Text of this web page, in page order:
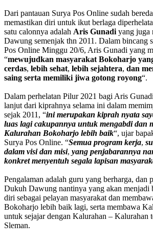
Dari pantauan Surya Pos Online sudah
memastikan diri untuk ikut berlaga
satu calonnya adalah Aris Gunadi yang juga
Dawung semenjak thn 2011. Dalam bincang
Pos Online Minggu 20/6, Aris Gunadi yang
“mewujudkan masyarakat Bokoharjo
cerdas, lebih sehat, lebih sejahtera, dan
saing serta memiliki jiwa gotong royong“.
Dalam perhelatan Pilur 2021 bagi Aris
lanjut dari kiprahnya selama ini dalam
sejak 2011, “ini merupakan kiprah nyata
luas lagi cakupannya untuk mengabdi dan
Kalurahan Bokoharjo lebih baik“, ujar
Surya Pos Online. “Semua program kerja,
dalam visi dan misi, yang penjabarannya
konkret menyentuh segala lapisan
Pengalaman adalah guru yang berharga, dan
Dukuh Dawung nantinya yang akan menjadi
diri sebagai pelayan masyarakat dan
Bokoharjo lebih baik lagi, serta membawa
untuk sejajar dengan Kalurahan – Kalurahan
Sleman.